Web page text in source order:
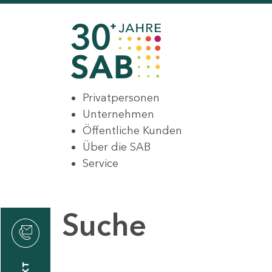
Privatpersonen
Unternehmen
Öffentliche Kunden
Über die SAB
Service
Suche